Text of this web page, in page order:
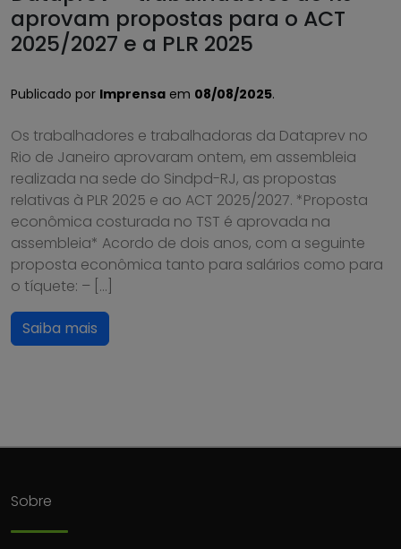
aprovam propostas para o ACT
2025/2027 e a PLR 2025
Publicado por Imprensa em 08/08/2025.
Os trabalhadores e trabalhadoras da Dataprev no
Rio de Janeiro aprovaram ontem, em assembleia
realizada na sede do Sindpd-RJ, as propostas
relativas à PLR 2025 e ao ACT 2025/2027. *Proposta
econômica costurada no TST é aprovada na
assembleia* Acordo de dois anos, com a seguinte
proposta econômica tanto para salários como para
o tíquete: – […]
Saiba mais
Sobre